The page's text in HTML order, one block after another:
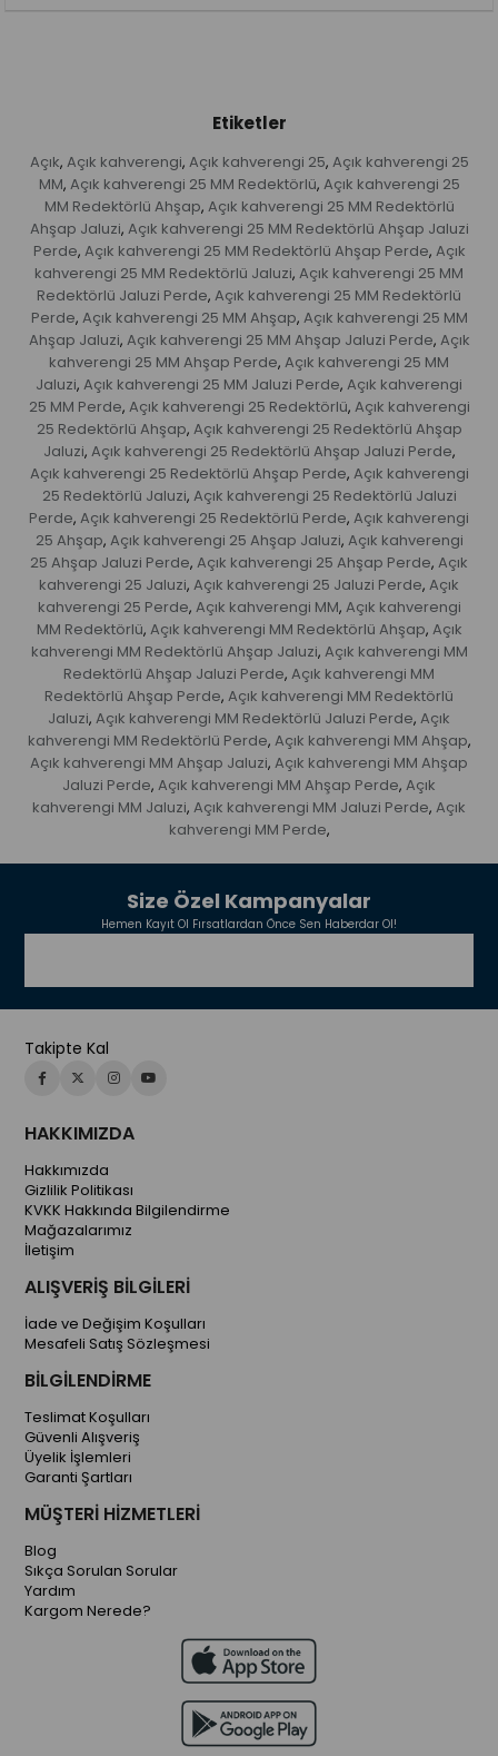
Etiketler
Açık, Açık kahverengi, Açık kahverengi 25, Açık kahverengi 25
MM, Açık kahverengi 25 MM Redektörlü, Açık kahverengi 25
MM Redektörlü Ahşap, Açık kahverengi 25 MM Redektörlü
Ahşap Jaluzi, Açık kahverengi 25 MM Redektörlü Ahşap Jaluzi
Perde, Açık kahverengi 25 MM Redektörlü Ahşap Perde, Açık
kahverengi 25 MM Redektörlü Jaluzi, Açık kahverengi 25 MM
Redektörlü Jaluzi Perde, Açık kahverengi 25 MM Redektörlü
Perde, Açık kahverengi 25 MM Ahşap, Açık kahverengi 25 MM
Ahşap Jaluzi, Açık kahverengi 25 MM Ahşap Jaluzi Perde, Açık
kahverengi 25 MM Ahşap Perde, Açık kahverengi 25 MM
Jaluzi, Açık kahverengi 25 MM Jaluzi Perde, Açık kahverengi
25 MM Perde, Açık kahverengi 25 Redektörlü, Açık kahverengi
25 Redektörlü Ahşap, Açık kahverengi 25 Redektörlü Ahşap
Jaluzi, Açık kahverengi 25 Redektörlü Ahşap Jaluzi Perde,
Açık kahverengi 25 Redektörlü Ahşap Perde, Açık kahverengi
25 Redektörlü Jaluzi, Açık kahverengi 25 Redektörlü Jaluzi
Perde, Açık kahverengi 25 Redektörlü Perde, Açık kahverengi
25 Ahşap, Açık kahverengi 25 Ahşap Jaluzi, Açık kahverengi
25 Ahşap Jaluzi Perde, Açık kahverengi 25 Ahşap Perde, Açık
kahverengi 25 Jaluzi, Açık kahverengi 25 Jaluzi Perde, Açık
kahverengi 25 Perde, Açık kahverengi MM, Açık kahverengi
MM Redektörlü, Açık kahverengi MM Redektörlü Ahşap, Açık
kahverengi MM Redektörlü Ahşap Jaluzi, Açık kahverengi MM
Redektörlü Ahşap Jaluzi Perde, Açık kahverengi MM
Redektörlü Ahşap Perde, Açık kahverengi MM Redektörlü
Jaluzi, Açık kahverengi MM Redektörlü Jaluzi Perde, Açık
kahverengi MM Redektörlü Perde, Açık kahverengi MM Ahşap,
Açık kahverengi MM Ahşap Jaluzi, Açık kahverengi MM Ahşap
Jaluzi Perde, Açık kahverengi MM Ahşap Perde, Açık
kahverengi MM Jaluzi, Açık kahverengi MM Jaluzi Perde, Açık
kahverengi MM Perde,
Size Özel Kampanyalar
Hemen Kayıt Ol Fırsatlardan Önce Sen Haberdar Ol!
Takipte Kal
HAKKIMIZDA
Hakkımızda
Gizlilik Politikası
KVKK Hakkında Bilgilendirme
Mağazalarımız
İletişim
ALIŞVERİŞ BİLGİLERİ
İade ve Değişim Koşulları
Mesafeli Satış Sözleşmesi
BİLGİLENDİRME
Teslimat Koşulları
Güvenli Alışveriş
Üyelik İşlemleri
Garanti Şartları
MÜŞTERİ HİZMETLERİ
Blog
Sıkça Sorulan Sorular
Yardım
Kargom Nerede?